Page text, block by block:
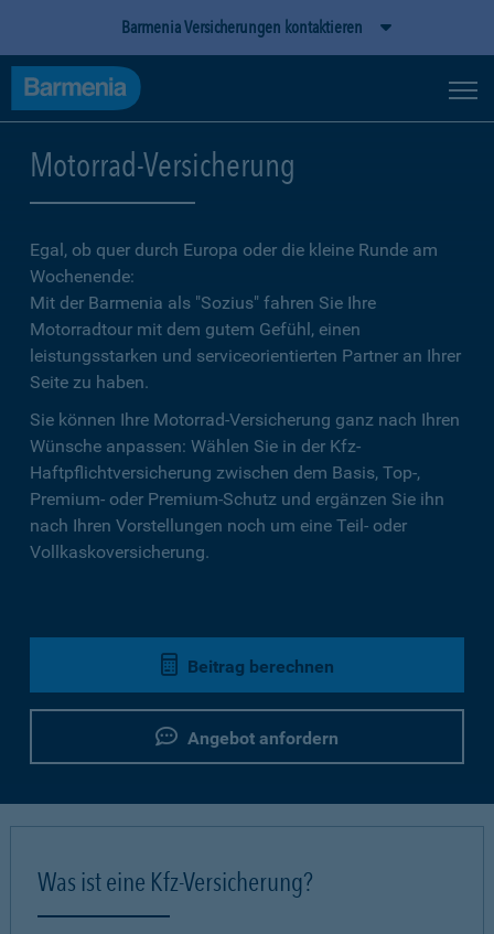
Barmenia Versicherungen kontaktieren
Motorrad-Versicherung
Egal, ob quer durch Europa oder die kleine Runde am
Wochenende:
Mit der Barmenia als "Sozius" fahren Sie Ihre
Motorradtour mit dem gutem Gefühl, einen
leistungsstarken und serviceorientierten Partner an Ihrer
Seite zu haben.
Sie können Ihre Motorrad-Versicherung ganz nach Ihren
Wünsche anpassen: Wählen Sie in der Kfz-
Haftpflichtversicherung zwischen dem Basis, Top-,
Premium- oder Premium-Schutz und ergänzen Sie ihn
nach Ihren Vorstellungen noch um eine Teil- oder
Vollkaskoversicherung.
Beitrag berechnen
Angebot anfordern
Was ist eine Kfz-Versicherung?